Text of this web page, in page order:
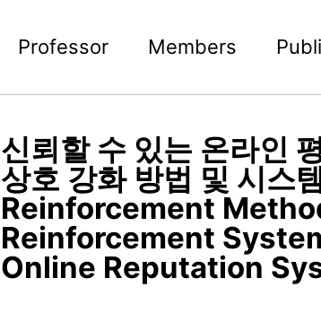
Professor Members
신뢰할 수 있는 온라인
상호 강화 방법 및 시스
Reinforcement
Reinforcement
Online Reputation